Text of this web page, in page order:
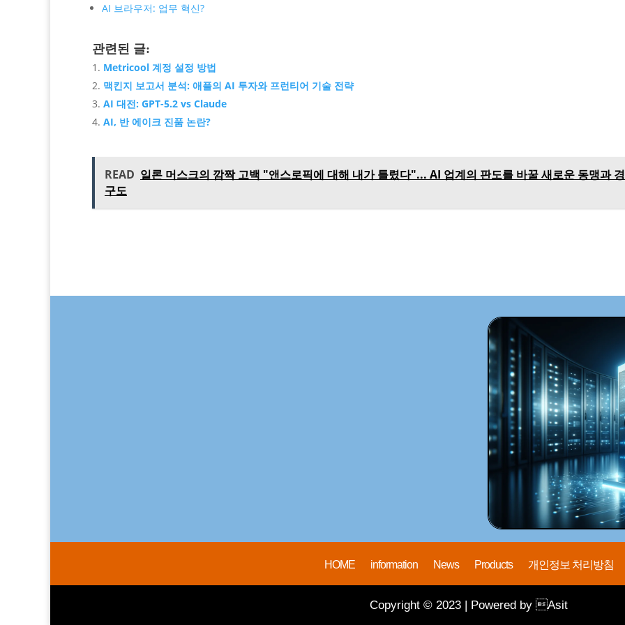
AI 브라우저: 업무 혁신?
관련된 글:
Metricool 계정 설정 방법
맥킨지 보고서 분석: 애플의 AI 투자와 프런티어 기술 전략
AI 대전: GPT-5.2 vs Claude
AI, 반 에이크 진품 논란?
READ 일론 머스크의 깜짝 고백 "앤스로픽에 대해 내가 틀렸다"... AI 업계의 판도를 바꿀 새로운 동맹과
구도
HOME information News Products 개인정보 처리방침
Copyright © 2023 | Powered by Asit